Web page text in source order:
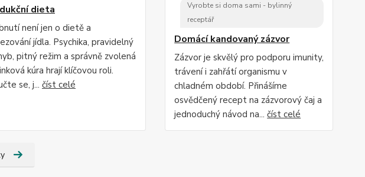
dieta
není jen o dietě a
jídla. Psychika, pravidelný
pitný režim a správně zvolená
kúra hrají klíčovou roli.
se, j... číst celé
Vyrobte si doma sami - bylinný
receptář
Domácí kandovaný zázvor
Zázvor je skvělý pro podporu imunity,
trávení i zahřátí organismu v
chladném období. Přinášíme
osvědčený recept na zázvorový čaj a
jednoduchý návod na...číst celé